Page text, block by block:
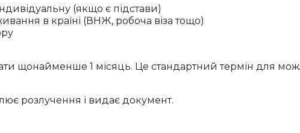
(якщо є підстави)
в країні (ВНЖ, робоча віза тощо)
щонайменше 1 місяць. Це стандартний термін для
розлучення і видає документ.